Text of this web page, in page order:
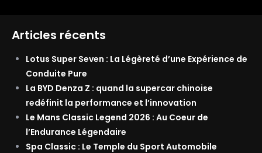
Articles récents
Lotus Super Seven : La Légèreté d’une Expérience de
Conduite Pure
La BYD Denza Z : quand la supercar chinoise
redéfinit la performance et l’innovation
Le Mans Classic Legend 2026 : Au Coeur de
l’Endurance Légendaire
Spa Classic : Le Temple du Sport Automobile